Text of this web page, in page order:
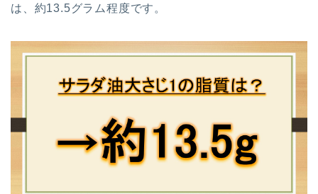
は、約13.5グラム程度です。